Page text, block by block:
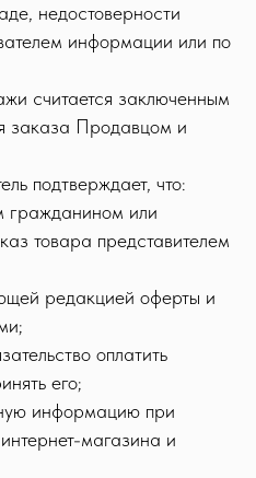
недостоверности
информации или по
считается заключенным
заказа Продавцом и
подтверждает, что:
гражданином или
товара представителем
редакцией оферты и
оплатить
его;
информацию при
магазина и